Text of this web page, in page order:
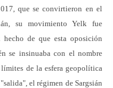
que se convirtieron en el
su movimiento Yelk fue
de que esta oposición
se insinuaba con el nombre
de la esfera geopolítica
el régimen de Sargsián